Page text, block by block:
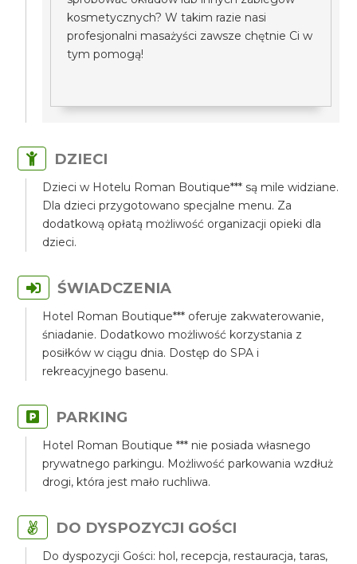
kosmetycznych? W takim razie nasi
profesjonalni masażyści zawsze chętnie Ci w
tym pomogą!
DZIECI
Dzieci w Hotelu Roman Boutique*** są mile widziane.
Dla dzieci przygotowano specjalne menu. Za
dodatkową opłatą możliwość organizacji opieki dla
dzieci.
ŚWIADCZENIA
Hotel Roman Boutique*** oferuje zakwaterowanie,
śniadanie. Dodatkowo możliwość korzystania z
posiłków w ciągu dnia. Dostęp do SPA i
rekreacyjnego basenu.
PARKING
Hotel Roman Boutique *** nie posiada własnego
prywatnego parkingu. Możliwość parkowania wzdłuż
drogi, która jest mało ruchliwa.
DO DYSPOZYCJI GOŚCI
Do dyspozycji Gości: hol, recepcja, restauracja, taras,